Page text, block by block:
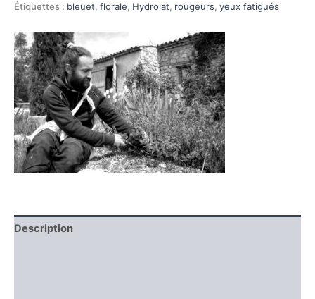
Étiquettes : bleuet, florale, Hydrolat, rougeurs, yeux fatigués
Description